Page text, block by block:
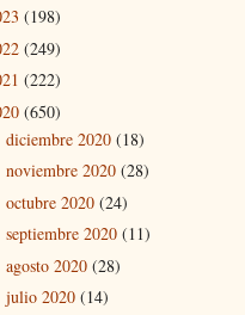
(198)
(249)
(222)
(650)
diciembre 2020 (18)
noviembre 2020 (28)
octubre 2020 (24)
septiembre 2020 (11)
agosto 2020 (28)
julio 2020 (14)